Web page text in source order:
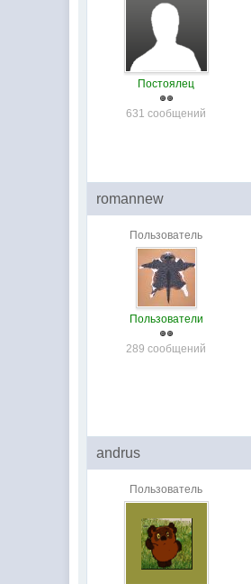
Постоялец
631 сообщений
romannew
Пользователь
Пользователи
289 сообщений
andrus
Пользователь